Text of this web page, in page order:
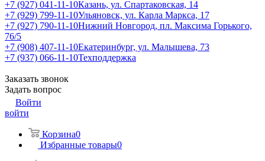
+7 (927) 041-11-10Казань, ул. Спартаковская, 14
+7 (929) 799-11-10Ульяновск, ул. Карла Маркса, 17
+7 (927) 790-11-10Нижний Новгород, пл. Максима Горького,
76/5
+7 (908) 407-11-10Екатеринбург, ул. Малышева, 73
+7 (937) 066-11-10Техподдержка
Заказать звонок
Задать вопрос
Войти
войти
Корзина0
Избранные товары0